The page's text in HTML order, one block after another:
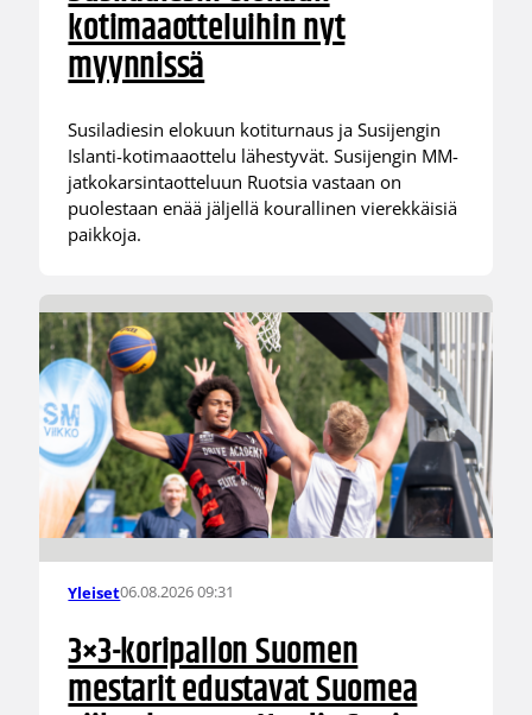
kotimaaotteluihin nyt
myynnissä
Susiladiesin elokuun kotiturnaus ja Susijengin
Islanti-kotimaaottelu lähestyvät. Susijengin MM-
jatkokarsintaotteluun Ruotsia vastaan on
puolestaan enää jäljellä kourallinen vierekkäisiä
paikkoja.
Yleiset06.08.2026 09:31
3×3-koripallon Suomen
mestarit edustavat Suomea